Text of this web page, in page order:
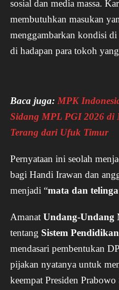
sosial dan media massa.
membutuhkan masukan
menggambarkan kondisi
di hadapan para tokoh
Baca juga:MPK
Sidang MPL PGI 2026 di
Terang dari Ufuk Timur
Pernyataan ini seolah
bagi Handi Irawan dan
menjadi “mata dan telinga
Amanat Undang-Undang
tentang Sistem
mendasari pembentukan
pijakan nyatanya untuk
keempat Presiden